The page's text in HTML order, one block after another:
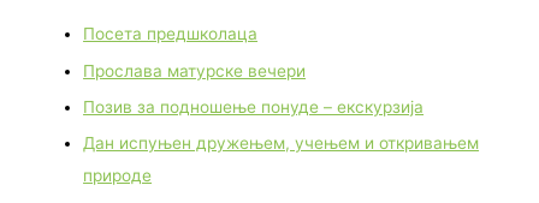
Посета предшколаца
Прослава матурске вечери
Позив за подношење понуде – екскурзија
Дан испуњен дружењем, учењем и откривањем
природе